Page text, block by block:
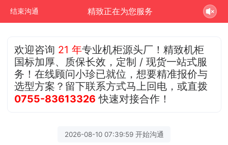
结束沟通 精致正在为您服务
欢迎咨询 21 年专业机柜源头厂！精致机柜
国标加厚、质保长效，定制 / 现货一站式服
务！在线顾问小珍已就位，想要精准报价与
选型方案？留下联系方式马上回电，或直拨
0755-83613326 快速对接合作！
2026-08-10 07:39:59 开始沟通